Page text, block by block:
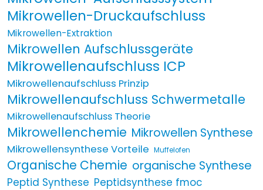
Mikrowellen-Druckaufschluss
Mikrowellen-Extraktion
Mikrowellen Aufschlussgeräte
Mikrowellenaufschluss ICP
Mikrowellenaufschluss Prinzip
Mikrowellenaufschluss Schwermetalle
Mikrowellenaufschluss Theorie
Mikrowellenchemie Mikrowellen Synthese
Mikrowellensynthese Vorteile Muffelofen
Organische Chemie organische Synthese
Peptid Synthese Peptidsynthese fmoc